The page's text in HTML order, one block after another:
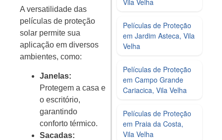
A versatilidade das
películas de proteção
solar permite sua
aplicação em diversos
ambientes, como:
Janelas:
Protegem a casa e
o escritório,
garantindo
conforto térmico.
Sacadas:
Películas de Proteção
em Jardim Asteca, Vila
Velha
Películas de Proteção
em Campo Grande
Cariacica, Vila Velha
Películas de Proteção
em Praia da Costa,
Vila Velha